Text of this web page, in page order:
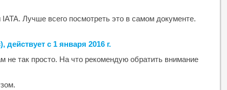
Лучше всего посмотреть это в самом документе.
с 1 января 2016 г.
не так просто. На что рекомендую обратить внимание